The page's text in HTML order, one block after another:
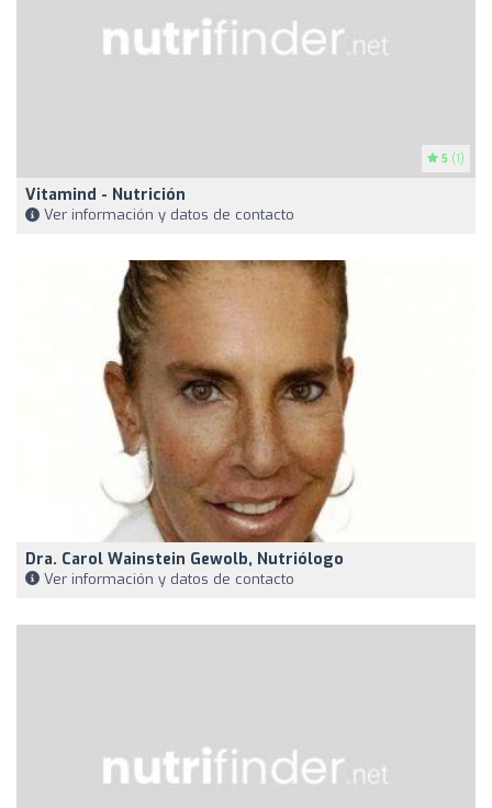
5 (1)
Vitamind - Nutrición
Ver información y datos de contacto
Dra. Carol Wainstein Gewolb, Nutriólogo
Ver información y datos de contacto